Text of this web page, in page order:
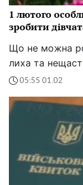
1 лютого
зробити
Що не можна
лиха та
05:55 01.02